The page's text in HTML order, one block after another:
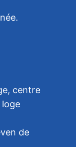
centre
loge
de